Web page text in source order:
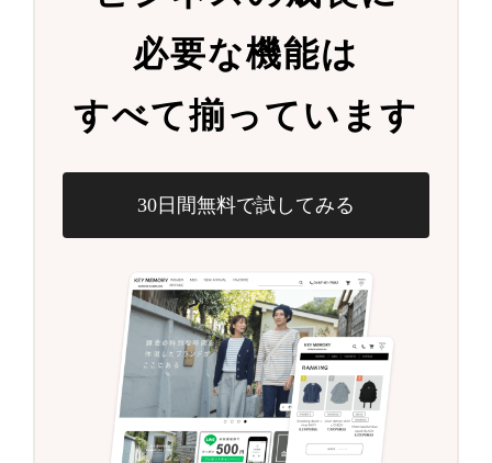
必要な機能は
すべて揃っています
30日間無料で試してみる